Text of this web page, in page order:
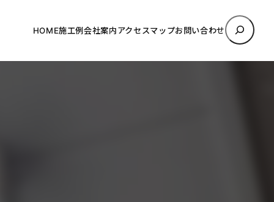
HOME施工例会社案内アクセスマップお問い合わせ
検
索